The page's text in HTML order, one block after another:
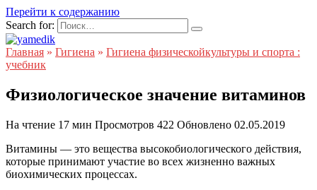
Перейти к содержанию
Search for:
Главная » Гигиена » Гигиена физическойкультуры и спорта :
учебник
Физиологическое значение витаминов
На чтение 17 мин Просмотров 422 Обновлено 02.05.2019
Витамины — это вещества высокобиологического действия,
которые принимают участие во всех жизненно важных
биохимических процессах.